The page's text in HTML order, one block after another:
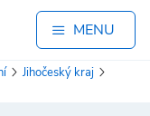
MENU
Jihočeský kraj